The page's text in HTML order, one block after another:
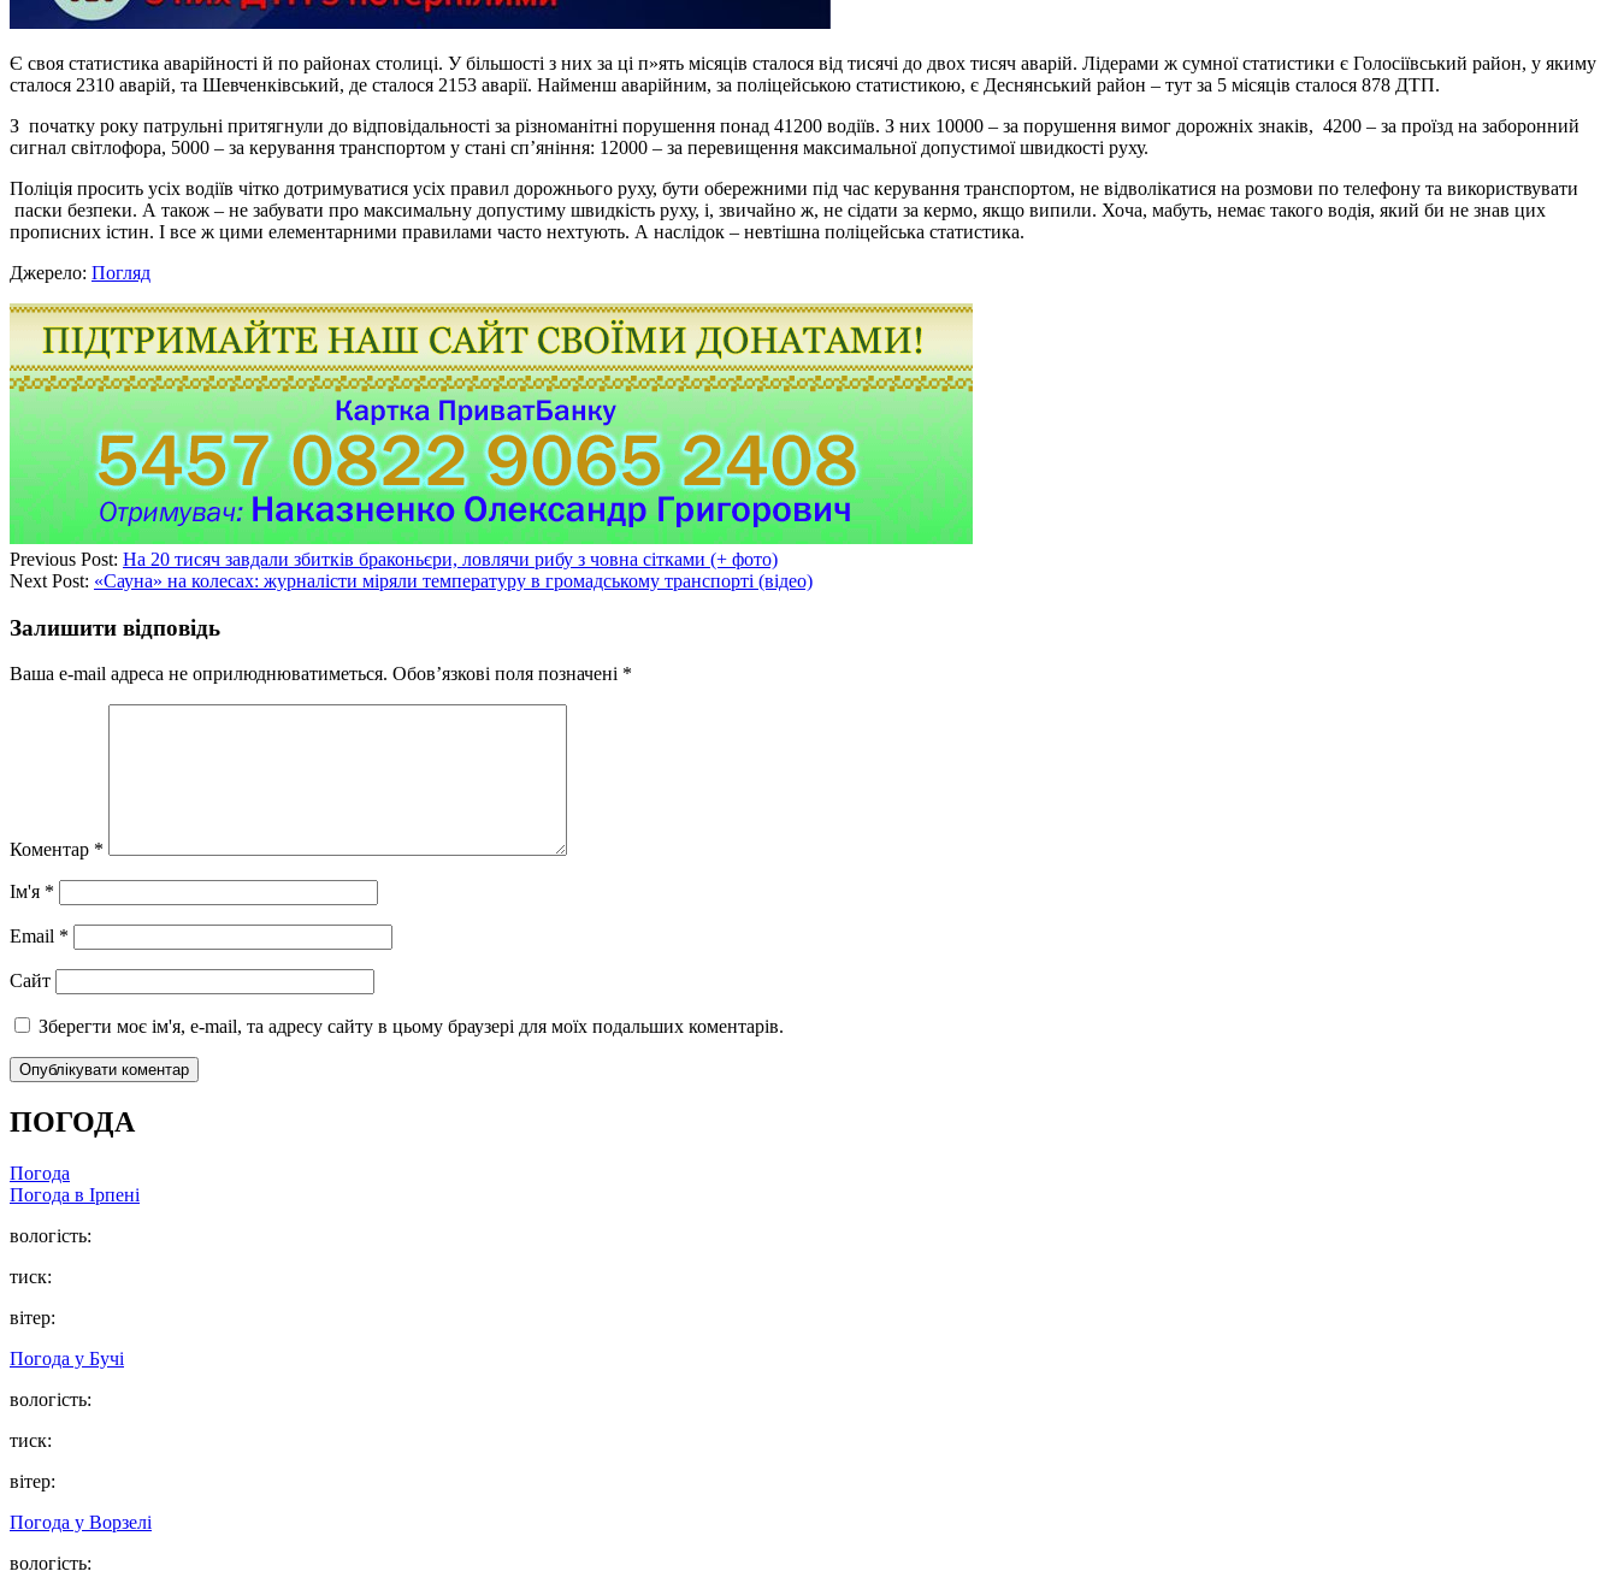
Є своя статистика аварійності й по районах столиці. У більшості з них за ці п»ять місяців сталося від тисячі до двох тисяч аварій. Лідерами ж сумної статистики є Голосіївський район, у якиму
сталося 2310 аварій, та Шевченківський, де сталося 2153 аварії. Найменш аварійним, за поліцейською статистикою, є Деснянський район – тут за 5 місяців сталося 878 ДТП.
З початку року патрульні притягнули до відповідальності за різноманітні порушення понад 41200 водіїв. З них 10000 – за порушення вимог дорожніх знаків, 4200 – за проїзд на заборонний
сигнал світлофора, 5000 – за керування транспортом у стані сп’яніння: 12000 – за перевищення максимальної допустимої швидкості руху.
Поліція просить усіх водіїв чітко дотримуватися усіх правил дорожнього руху, бути обережними під час керування транспортом, не відволікатися на розмови по телефону та використвувати
паски безпеки. А також – не забувати про максимальну допустиму швидкість руху, і, звичайно ж, не сідати за кермо, якщо випили. Хоча, мабуть, немає такого водія, який би не знав цих
прописних істин. І все ж цими елементарними правилами часто нехтують. А наслідок – невтішна поліцейська статистика.
Джерело: Погляд
Previous Post: На 20 тисяч завдали збитків браконьєри, ловлячи рибу з човна сітками (+ фото)
Next Post: «Сауна» на колесах: журналісти міряли температуру в громадському транспорті (відео)
Залишити відповідь
Ваша e-mail адреса не оприлюднюватиметься. Обов’язкові поля позначені *
Коментар *
Ім'я *
Email *
Сайт
Зберегти моє ім'я, e-mail, та адресу сайту в цьому браузері для моїх подальших коментарів.
ПОГОДА
Погода
Погода в Ірпені
вологість:
тиск:
вітер:
Погода у Бучі
вологість:
тиск:
вітер:
Погода у Ворзелі
вологість: